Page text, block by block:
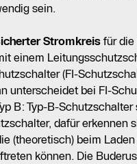
sein.
Stromkreis für
einem
(FI-
unterscheidet bei FI-
B: Typ-B-
dafür erkennen
(theoretisch) beim
können. Die